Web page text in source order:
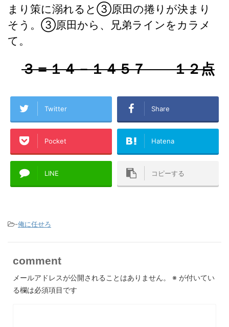
まり策に溺れると③原田の捲りが決まり
そう。③原田から、兄弟ラインをカラメ
て。
３＝１４－１４５７ １２点
Twitter Share
Pocket Hatena
LINE コピーする
-俺に任せろ
comment
メールアドレスが公開されることはありません。 ※ が付いてい
る欄は必須項目です